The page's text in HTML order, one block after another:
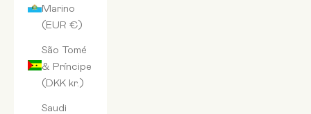
Marino
(EUR €)
São Tomé
& Príncipe
(DKK kr.)
Saudi